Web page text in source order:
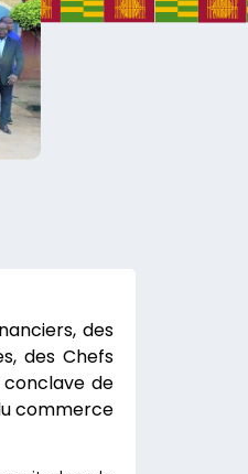
des
des Chefs
conclave de
commerce